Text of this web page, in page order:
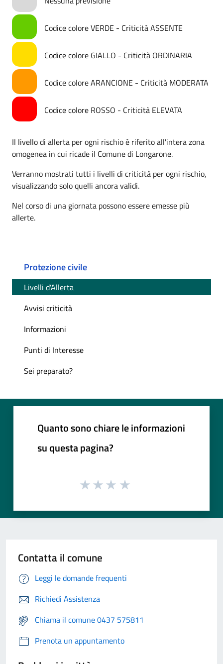
Codice colore VERDE - Criticità ASSENTE
Codice colore GIALLO - Criticità ORDINARIA
Codice colore ARANCIONE - Criticità MODERATA
Codice colore ROSSO - Criticità ELEVATA
Il livello di allerta per ogni rischio è riferito all'intera zona
omogenea in cui ricade il Comune di Longarone.
Verranno mostrati tutti i livelli di criticità per ogni rischio,
visualizzando solo quelli ancora validi.
Nel corso di una giornata possono essere emesse più
allerte.
Protezione civile
Livelli d'Allerta
Avvisi criticità
Informazioni
Punti di Interesse
Sei preparato?
Quanto sono chiare le informazioni
su questa pagina?
Contatta il comune
Leggi le domande frequenti
Richiedi Assistenza
Chiama il comune 0437 575811
Prenota un appuntamento